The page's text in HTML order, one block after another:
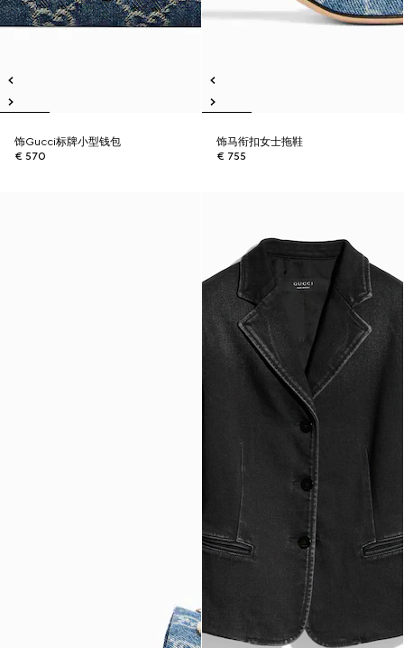
饰Gucci标牌小型钱包
€ 570
饰马衔扣女士拖鞋
€ 755